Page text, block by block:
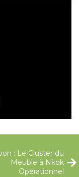
: Le Cluster du
Meuble à Nkok
Opérationnel